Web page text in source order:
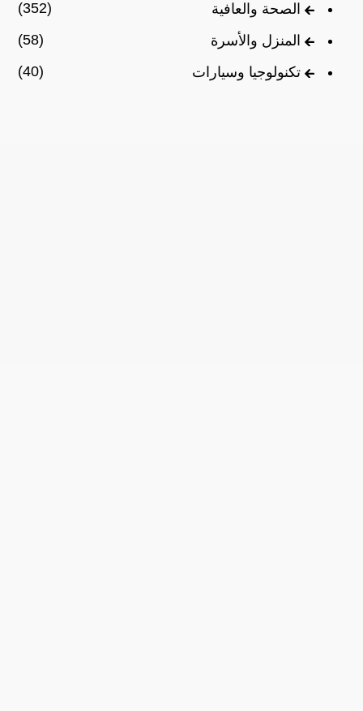
الصحة والعافية
(352)
المنزل والأسرة
(58)
تكنولوجيا وسيارات
(40)